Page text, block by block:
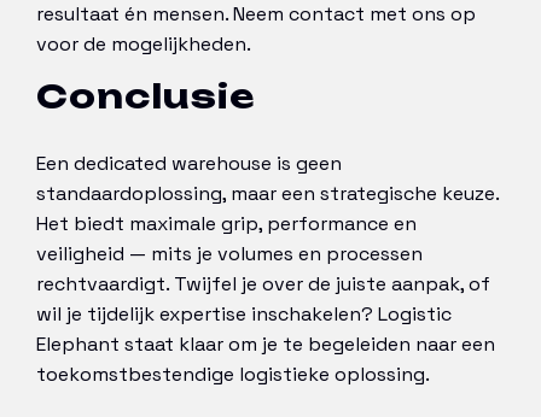
resultaat én mensen. Neem contact met ons op
voor de mogelijkheden.
Conclusie
Een dedicated warehouse is geen
standaardoplossing, maar een strategische keuze.
Het biedt maximale grip, performance en
veiligheid — mits je volumes en processen
rechtvaardigt. Twijfel je over de juiste aanpak, of
wil je tijdelijk expertise inschakelen? Logistic
Elephant staat klaar om je te begeleiden naar een
toekomstbestendige logistieke oplossing.